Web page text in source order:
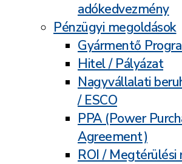
adókedvezmény
Pénzügyi megoldások
Gyármentő
Hitel / Pályázat
Nagyvállalati
/ ESCO
PPA (Power
Agreement)
ROI / Megtérülési